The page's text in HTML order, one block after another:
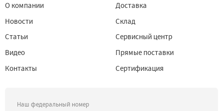
О компании
Новости
Статьи
Видео
Контакты
Доставка
Склад
Сервисный центр
Прямые поставки
Сертификация
Наш федеральный номер